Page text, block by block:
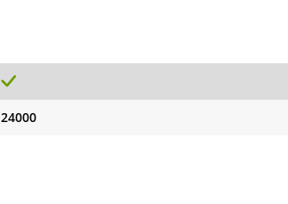
24000